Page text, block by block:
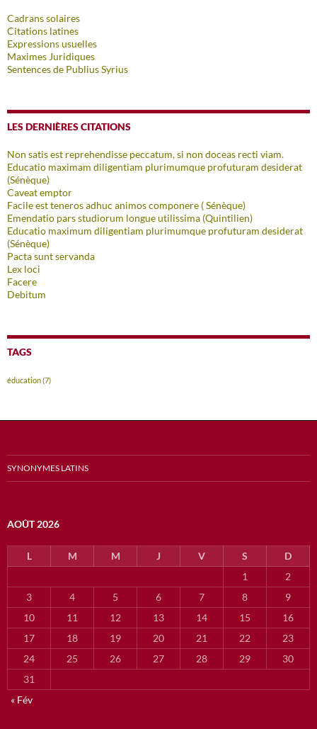
Cadrans solaires
Citations latines
Expressions usuelles
Maximes Juridiques
Sentences de Publius Syrius
LES DERNIÈRES CITATIONS
Non satis est reprehendisse peccatum, si non doceas recti viam.
Educatio maximam diligentiam plurimumque profuturam desiderat
(Sénèque)
Caveat emptor
Facile est teneros adhuc animos componere ( Sénèque)
Emendatio pars studiorum longue utilissima (Quintilien)
Educatio maximum diligentiam plurimumque profuturam desiderat
(Sénèque)
Pacta sunt servanda
Lex loci
Facere
Debitum
TAGS
éducation(7)
SYNONYMES LATINS
AOÛT 2026
L M M J V S
D
1
2
3
4 5 6 7 8
9
10
11 12 13 14 15
16
17
18 19 20 21 22
23
24
25 26 27 28 29
30
31
« Fév